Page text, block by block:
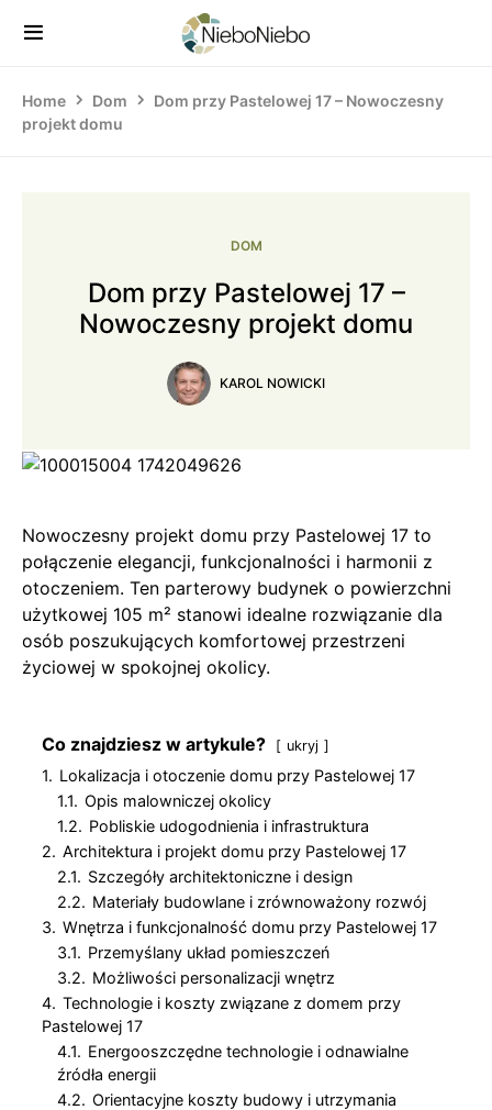
Home Dom
Dom przy Pastelowej 17 – Nowoczesny
projekt domu
DOM
Dom przy Pastelowej 17 –
Nowoczesny projekt domu
KAROL NOWICKI
Nowoczesny projekt domu przy Pastelowej 17 to
połączenie elegancji, funkcjonalności i harmonii z
otoczeniem. Ten parterowy budynek o powierzchni
użytkowej 105 m² stanowi idealne rozwiązanie dla
osób poszukujących komfortowej przestrzeni
życiowej w spokojnej okolicy.
Co znajdziesz w artykule? ukryj
1. Lokalizacja i otoczenie domu przy Pastelowej 17
1.1. Opis malowniczej okolicy
1.2. Pobliskie udogodnienia i infrastruktura
2. Architektura i projekt domu przy Pastelowej 17
2.1. Szczegóły architektoniczne i design
2.2. Materiały budowlane i zrównoważony rozwój
3. Wnętrza i funkcjonalność domu przy Pastelowej 17
3.1. Przemyślany układ pomieszczeń
3.2. Możliwości personalizacji wnętrz
4. Technologie i koszty związane z domem przy
Pastelowej 17
4.1. Energooszczędne technologie i odnawialne
źródła energii
4.2. Orientacyjne koszty budowy i utrzymania